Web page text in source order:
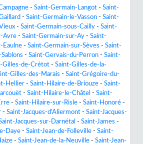
- Saint-Germain-Langot - Saint-
- Saint-Germain-le-Vasson - Saint-
- Saint-Germain-sous-Cailly - Saint-
Avre - Saint-Germain-sur-Ay - Saint-
Eaulne - Saint-Germain-sur-Sèves - Saint-
- Saint-Gervais-du-Perron - Saint-
Gilles-de-Crétot - Saint-Gilles-de-la-
Gilles-des-Marais - Saint-Grégoire-du-
Hellier - Saint-Hilaire-de-Briouze - Saint-
- Saint-Hilaire-le-Châtel - Saint-
- Saint-Hilaire-sur-Risle - Saint-Honoré -
- Saint-Jacques-d'Aliermont - Saint-Jacques-
Jacques-sur-Darnétal - Saint-James -
Daye - Saint-Jean-de-Folleville - Saint-
- Saint-Jean-de-la-Neuville - Saint-Jean-